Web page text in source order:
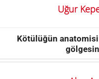
Uğur
Kötülüğün